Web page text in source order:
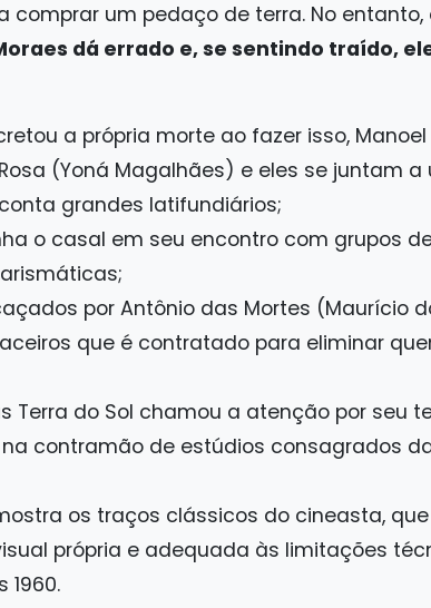
comprar um pedaço de terra. No entanto,
dá errado e, se sentindo traído,
a própria morte ao fazer isso,
(Yoná Magalhães) e eles se juntam a
grandes latifundiários;
o casal em seu encontro com grupos
por Antônio das Mortes (Maurício
que é contratado para eliminar
Terra do Sol chamou a atenção por seu
contramão de estúdios consagrados
os traços clássicos do cineasta,
própria e adequada às limitações
1960.